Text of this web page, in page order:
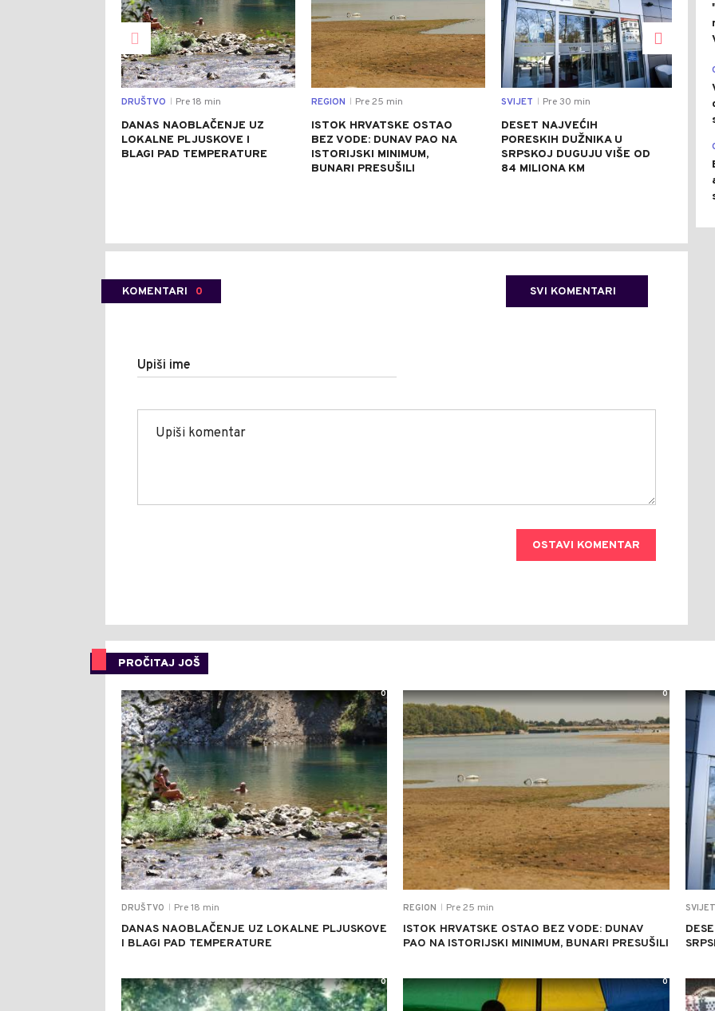
DRUŠTVO Pre 18 min
DANAS NAOBLAČENJE UZ
LOKALNE PLJUSKOVE I
BLAGI PAD TEMPERATURE
REGION Pre 25 min
ISTOK HRVATSKE OSTAO
BEZ VODE: DUNAV PAO NA
ISTORIJSKI MINIMUM,
BUNARI PRESUŠILI
SVIJET Pre 30 min
DESET NAJVEĆIH
PORESKIH DUŽNIKA U
SRPSKOJ DUGUJU VIŠE OD
84 MILIONA KM
KOMENTARI 0 SVI KOMENTARI
Upiši ime
OSTAVI KOMENTAR
PROČITAJ JOŠ
DRUŠTVO Pre 18 min
DANAS NAOBLAČENJE UZ LOKALNE PLJUSKOVE
I BLAGI PAD TEMPERATURE
0
REGION Pre 25 min
ISTOK HRVATSKE OSTAO BEZ VODE: DUNAV
PAO NA ISTORIJSKI MINIMUM, BUNARI PRESUŠILI
0
SVIJET
0 0